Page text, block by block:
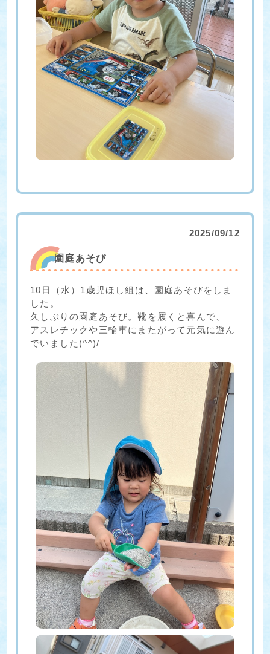
2025/09/12
園庭あそび
10日（水）1歳児ほし組は、園庭あそびをしま
した。
久しぶりの園庭あそび。靴を履くと喜んで、
アスレチックや三輪車にまたがって元気に遊ん
でいました(^^)/